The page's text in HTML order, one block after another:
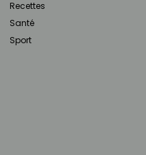
Recettes
Santé
Sport